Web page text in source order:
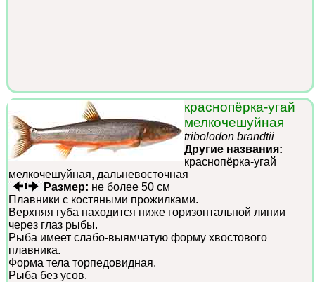
краснопёрка-угай
мелкочешуйная
tribolodon brandtii
Другие названия:
краснопёрка-угай
мелкочешуйная, дальневосточная
Размер: не более 50 см
Плавники с костяными прожилками.
Верхняя губа находится ниже горизонтальной линии
через глаз рыбы.
Рыба имеет слабо-выямчатую форму хвостового
плавника.
Форма тела торпедовидная.
Рыба без усов.